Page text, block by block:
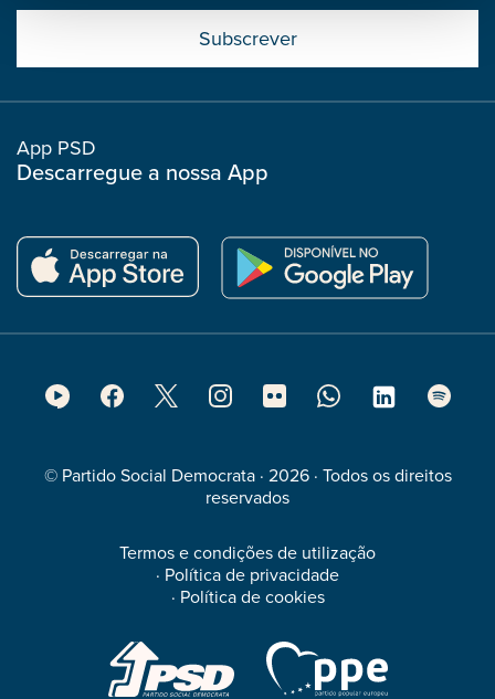
boostrap
col
App PSD
Descarregue a nossa App
© Partido Social Democrata · 2026 · Todos os direitos
reservados
Termos e condições de utilização
· Política de privacidade
· Política de cookies
Footer
Media